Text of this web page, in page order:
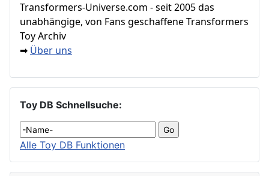
Transformers‑Universe.com - seit 2005 das
unabhängige, von Fans geschaffene Transformers
Toy Archiv
➡ Über uns
Toy DB Schnellsuche:
Alle Toy DB Funktionen